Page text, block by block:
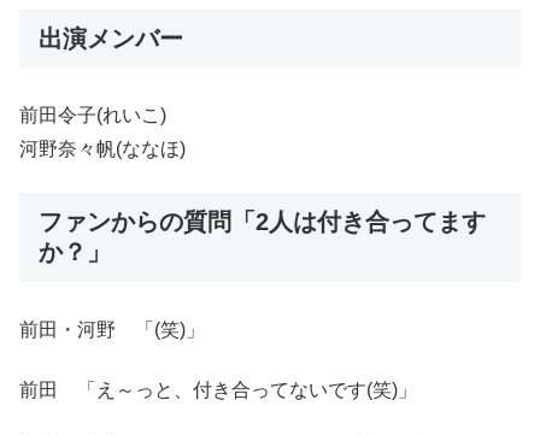
出演メンバー
前田令子(れいこ)
河野奈々帆(ななほ)
ファンからの質問「2人は付き合ってます
か？」
前田・河野 「(笑)」
前田 「え～っと、付き合ってないです(笑)」